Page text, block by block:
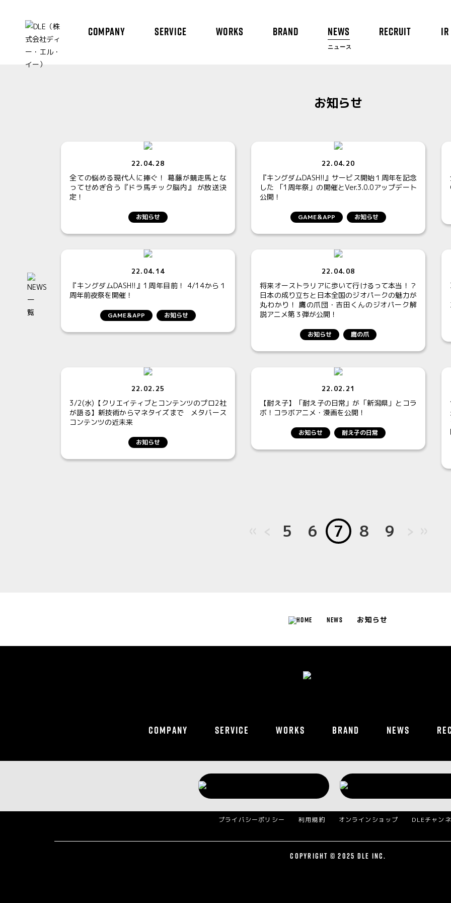
COMPANY SERVICE WORKS BRAND NEWS
ニュース
RECRUIT
お知らせ
22.04.28
全ての悩める現代人に捧ぐ！ 葛藤が競走馬とな
ってせめぎ合う『ドラ馬チック脳内』 が放送決
定！
お知らせ
22.04.20
『キングダムDASH!!』サービス開始１周年を記念
した 「1周年祭」の開催とVer.3.0.0アップデート
公開！
GAME＆APP お知らせ
22.04.14
『キングダムDASH!!』1周年目前！ 4/14から１
周年前夜祭を開催！
GAME＆APP お知らせ
22.04.08
将来オーストラリアに歩いて行けるって本当！？
日本の成り立ちと日本全国のジオパークの魅力が
丸わかり！ 鷹の爪団・吉田くんのジオパーク解
説アニメ第３弾が公開！
お知らせ 鷹の爪
22.02.25
3/2(水)【クリエイティブとコンテンツのプロ2社
が語る】新技術からマネタイズまで メタバース
コンテンツの近未来
お知らせ
22.02.21
【耐え子】「耐え子の日常」が「新潟県」とコラ
ボ！コラボアニメ・漫画を公開！
お知らせ 耐え子の日常
5 6 7 8 9
NEWS お知らせ
COMPANY SERVICE WORKS BRAND NEWS
プライバシーポリシー 利用規約 オンラインショップ DLEチャン
COPYRIGHT © 2025 DLE INC.